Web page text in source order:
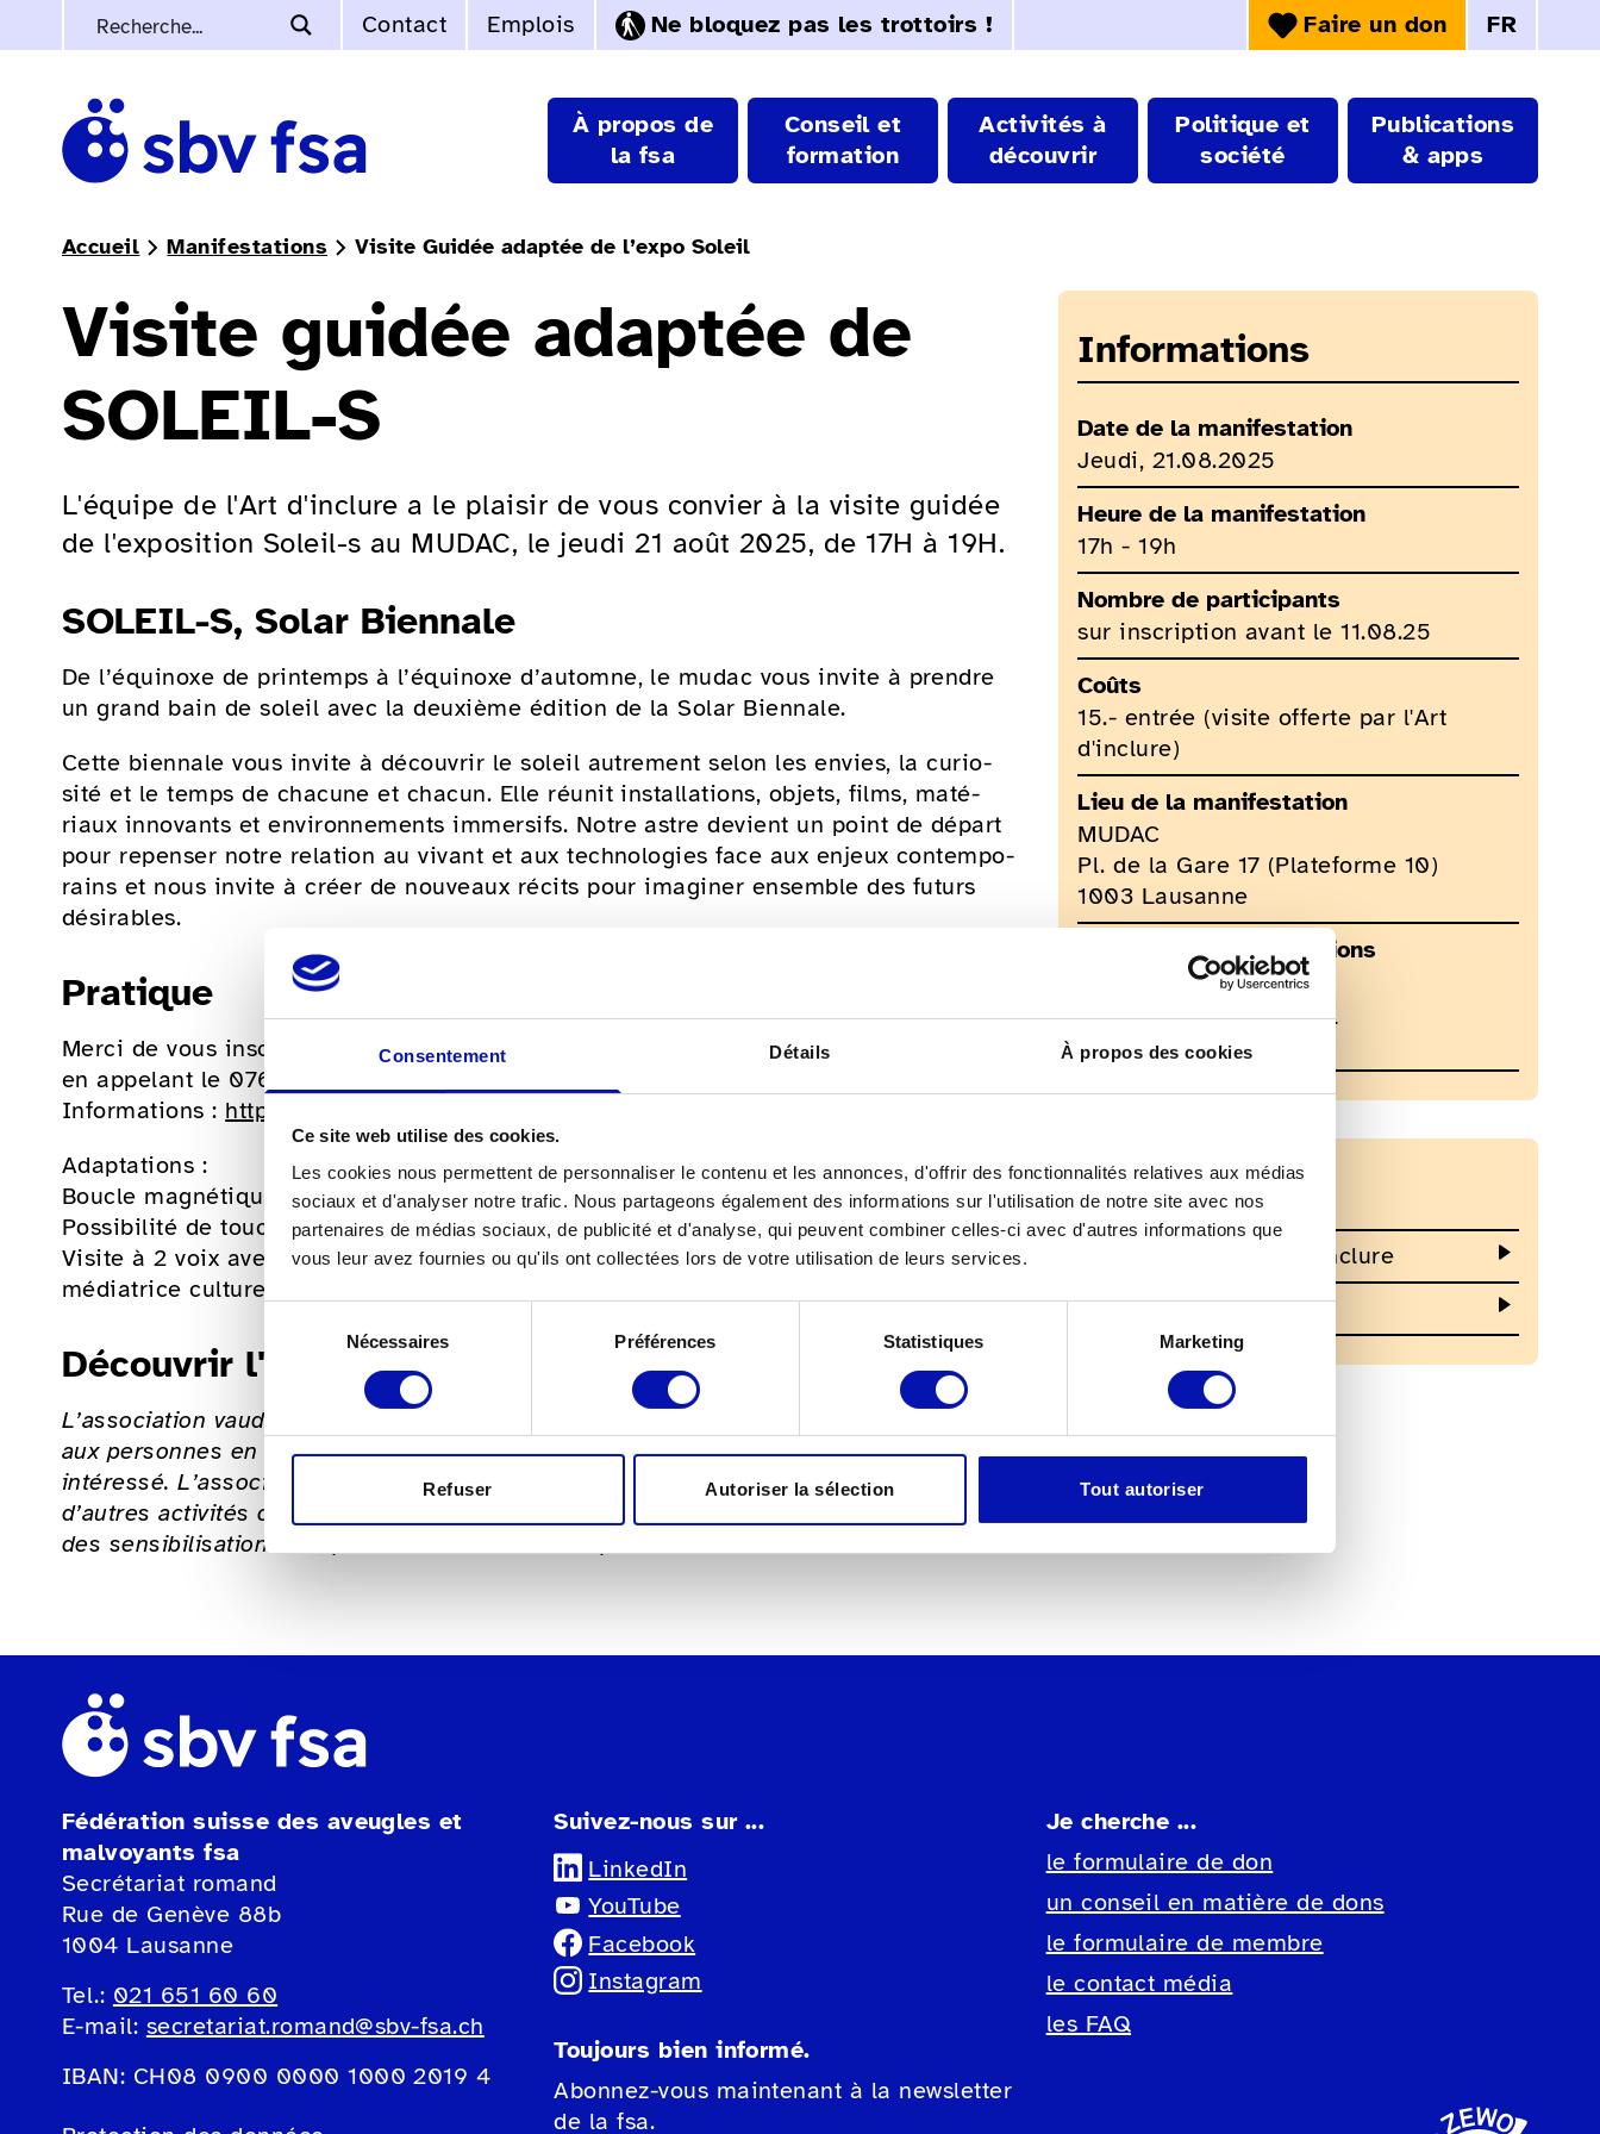
Consentement Détails À propos des cookies
Ce site web utilise des cookies.
Les cookies nous permettent de personnaliser le contenu et les annonces, d'offrir des fonctionnalités relatives aux médias
sociaux et d'analyser notre trafic. Nous partageons également des informations sur l'utilisation de notre site avec nos
partenaires de médias sociaux, de publicité et d'analyse, qui peuvent combiner celles-ci avec d'autres informations que
vous leur avez fournies ou qu'ils ont collectées lors de votre utilisation de leurs services.
consentement
Nécessaires Préférences Statistiques Marketing
Refuser Autoriser la sélection Tout autoriser
Contact Emplois Ne bloquez pas les trottoirs ! Faire un don Choix de
FR
À propos de
la fsa
Conseil et
formation
Activités à
découvrir
Politique et
société
Publications
& apps
Accueil Manifestations Visite Guidée adaptée de l’expo Soleil
Visite guidée adaptée de
SOLEIL-S
L'équipe de l'Art d'inclure a le plaisir de vous convier à la visite guidée
de l'exposition Soleil-s au MUDAC, le jeudi 21 août 2025, de 17H à 19H.
SOLEIL-S, Solar Biennale
De l’équinoxe de printemps à l’équinoxe d’automne, le mudac vous invite à prendre
un grand bain de soleil avec la deuxième édition de la Solar Biennale.
Cette bien­nale vous invite à décou­vrir le soleil autre­ment selon les envies, la curio­
sité et le temps de chacune et chacun. Elle réunit instal­la­tions, objets, films, maté­
riaux inno­vants et envi­ron­ne­ments immer­sifs. Notre astre devient un point de départ
pour repen­ser notre rela­tion au vivant et aux tech­no­lo­gies face aux enjeux contem­po­
rains et nous invite à créer de nouveaux récits pour imagi­ner ensemble des futurs
dési­rables.
Pratique
Merci de vous inscrire
avant le 11 août
en appelant le 076 337 36 61 ou par courriel à
Informations : https://mudac.ch/expositions/solar-biennale/
Adaptations :
Boucle magnétique à disposition
Possibilité de toucher des objets d’expositions
Visite à 2 voix avec le co-commissaire de l’exposition Rafaël Santianez et la
médiatrice culturelle Lana Damergi.
Découvrir l'Art d'inclure
L’association vaudoise « L’Art d’Inclure » a pour but de rendre la culture accessible
aux personnes en situation de handicap visuel, de surdicécité et à tout public
intéressé. L’association propose des visites guidées et adaptées de musées ainsi que
d’autres activités culturelles, à raison d’une sortie par mois. Elle propose également
des sensibilisations aux personnes sans handicap visuel.
Informations
Date de la manifestation
Jeudi, 21.08.2025
Heure de la manifestation
17h - 19h
Nombre de participants
sur inscription avant le 11.08.25
Coûts
15.- entrée (visite offerte par l'Art
d'inclure)
Lieu de la manifestation
MUDAC
Pl. de la Gare 17 (Plateforme 10)
1003 Lausanne
Contact pour les questions
L'art d'inclure
contact@lartdinclure.ch
076 337 36 61
Liens
Vers le site de l'Art d'inclure
Vers le site du Mudac
Fédération suisse des aveugles et
malvoyants fsa
Secrétariat romand
Rue de Genève 88b
1004 Lausanne
Tel.: 021 651 60 60
E-mail: secretariat.romand@sbv-fsa.ch
IBAN: CH08 0900 0000 1000 2019 4
Suivez-nous sur ...
LinkedIn
YouTube
Facebook
Instagram
Toujours bien informé.
Abonnez-vous maintenant à la newsletter
de la fsa.
Je cherche ...
le formulaire de don
un conseil en matière de dons
le formulaire de membre
le contact média
les FAQ